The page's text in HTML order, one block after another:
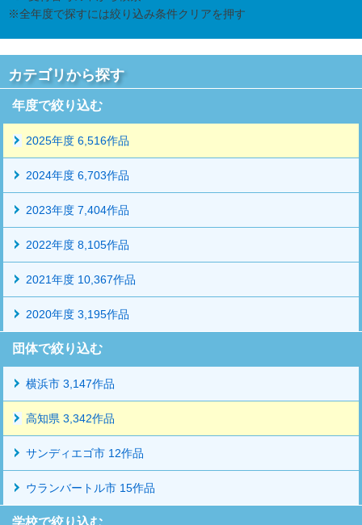
※全年度で探すには絞り込み条件クリアを押す
カテゴリから探す
年度で絞り込む
2025年度 6,516作品
2024年度 6,703作品
2023年度 7,404作品
2022年度 8,105作品
2021年度 10,367作品
2020年度 3,195作品
団体で絞り込む
横浜市 3,147作品
高知県 3,342作品
サンディエゴ市 12作品
ウランバートル市 15作品
学校で絞り込む